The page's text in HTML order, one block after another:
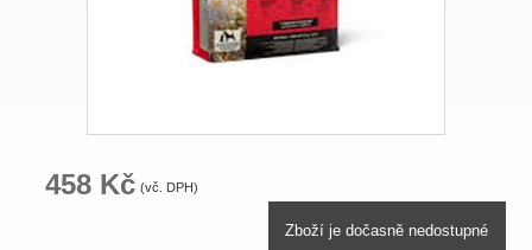
458 Kč (vč. DPH)
Zboží je dočasně nedostupné